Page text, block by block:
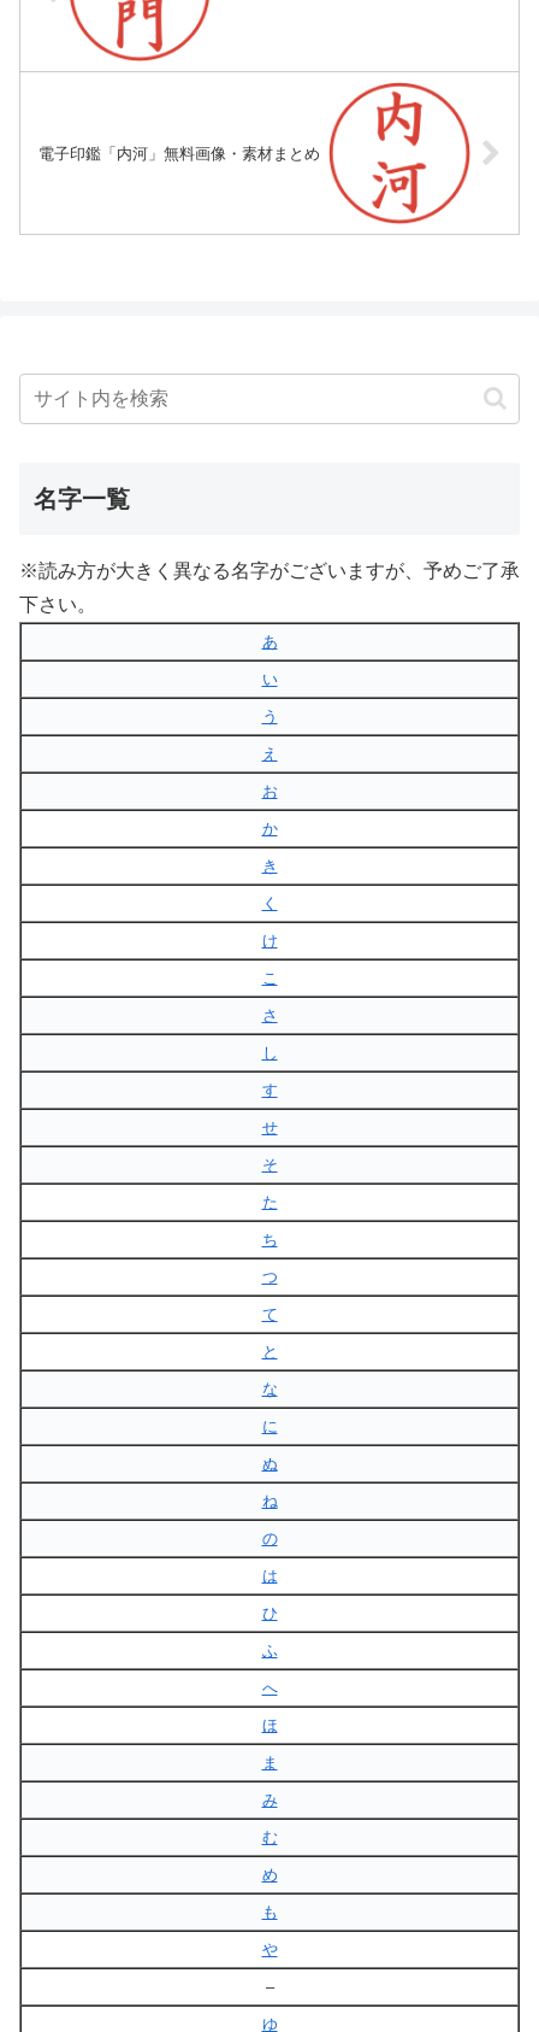
電子印鑑「内河」無料画像・素材まとめ
名字一覧
※読み方が大きく異なる名字がございますが、予めご了承
下さい。
あ
い
う
え
お
か
き
く
け
こ
さ
し
す
せ
そ
た
ち
つ
て
と
な
に
ぬ
ね
の
は
ひ
ふ
へ
ほ
ま
み
む
め
も
や
–
ゆ